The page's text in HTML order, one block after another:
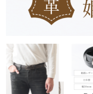
リュック
ボディ
財布・革小物